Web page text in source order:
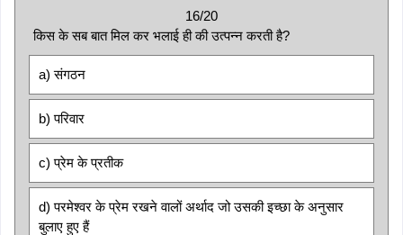
16/20
किस के सब बात मिल कर भलाई ही की उत्पन्न करती है?
a) संगठन
b) परिवार
c) प्रेम के प्रतीक
d) परमेश्वर के प्रेम रखने वालों अर्थाद जो उसकी इच्छा के अनुसार
बुलाए हुए हैं